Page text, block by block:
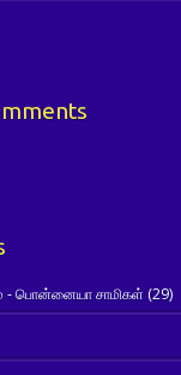
- பொன்னையா சாமிகள் (29)